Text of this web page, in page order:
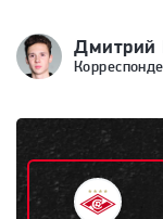
Дмитрий